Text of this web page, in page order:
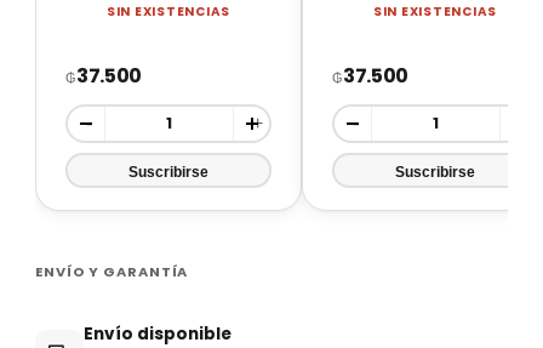
SIN EXISTENCIAS
₲37.500
- +
SIN EXISTENCIAS
₲37.500
-
ENVÍO Y GARANTÍA
Envío disponible